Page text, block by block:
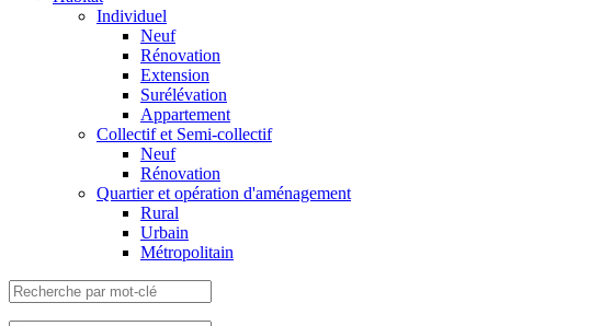
Individuel
Neuf
Rénovation
Extension
Surélévation
Appartement
Collectif et Semi-collectif
Neuf
Rénovation
Quartier et opération d'aménagement
Rural
Urbain
Métropolitain